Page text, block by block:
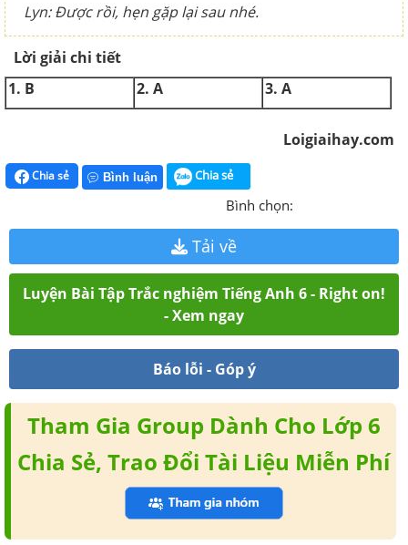
Lyn: Được rồi, hẹn gặp lại sau nhé.
Lời giải chi tiết
1. B
2. A 3. A
Loigiaihay.com
Chia sẻ Bình luận Chia sẻ
Bình chọn:
Tải về
Luyện Bài Tập Trắc nghiệm Tiếng Anh 6 - Right on!
- Xem ngay
Báo lỗi - Góp ý
Tham Gia Group Dành Cho Lớp 6
Chia Sẻ, Trao Đổi Tài Liệu Miễn Phí